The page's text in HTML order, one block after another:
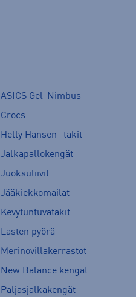
ASICS Gel-Nimbus
Crocs
Helly Hansen -takit
Jalkapallokengät
Juoksuliivit
Jääkiekkomailat
Kevytuntuvatakit
Lasten pyörä
Merinovillakerrastot
New Balance kengät
Paljasjalkakengät